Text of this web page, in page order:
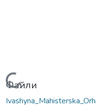
Вантажиться...
Файли